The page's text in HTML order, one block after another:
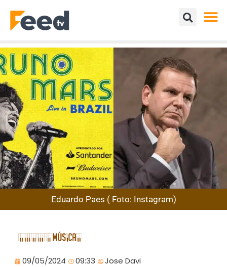
Eduardo Paes ( Foto: Instagram)
09/05/2024 09:33 Jose Davi